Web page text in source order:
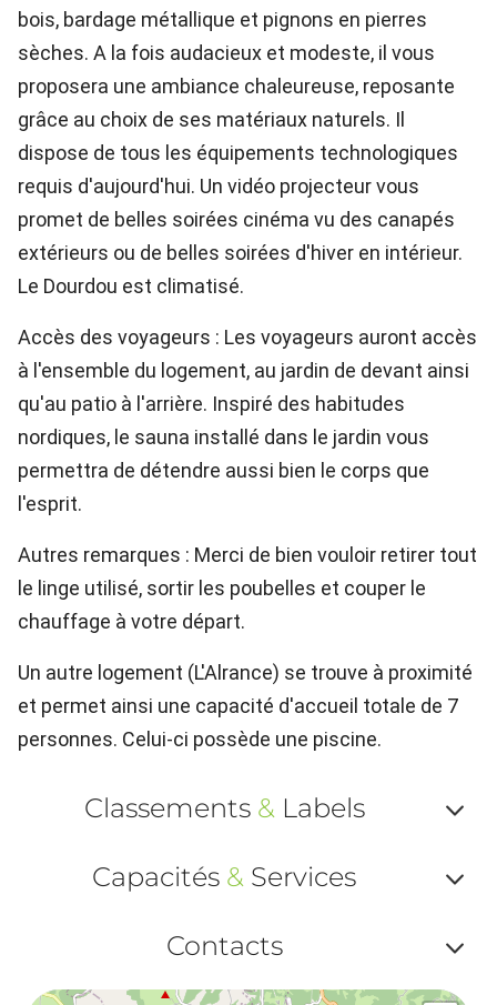
bois, bardage métallique et pignons en pierres
sèches. A la fois audacieux et modeste, il vous
proposera une ambiance chaleureuse, reposante
grâce au choix de ses matériaux naturels. Il
dispose de tous les équipements technologiques
requis d'aujourd'hui. Un vidéo projecteur vous
promet de belles soirées cinéma vu des canapés
extérieurs ou de belles soirées d'hiver en intérieur.
Le Dourdou est climatisé.
Accès des voyageurs : Les voyageurs auront accès
à l'ensemble du logement, au jardin de devant ainsi
qu'au patio à l'arrière. Inspiré des habitudes
nordiques, le sauna installé dans le jardin vous
permettra de détendre aussi bien le corps que
l'esprit.
Autres remarques : Merci de bien vouloir retirer tout
le linge utilisé, sortir les poubelles et couper le
chauffage à votre départ.
Un autre logement (L'Alrance) se trouve à proximité
et permet ainsi une capacité d'accueil totale de 7
personnes. Celui-ci possède une piscine.
Classements &Labels
ou
Capacités & Services
ou
Contacts